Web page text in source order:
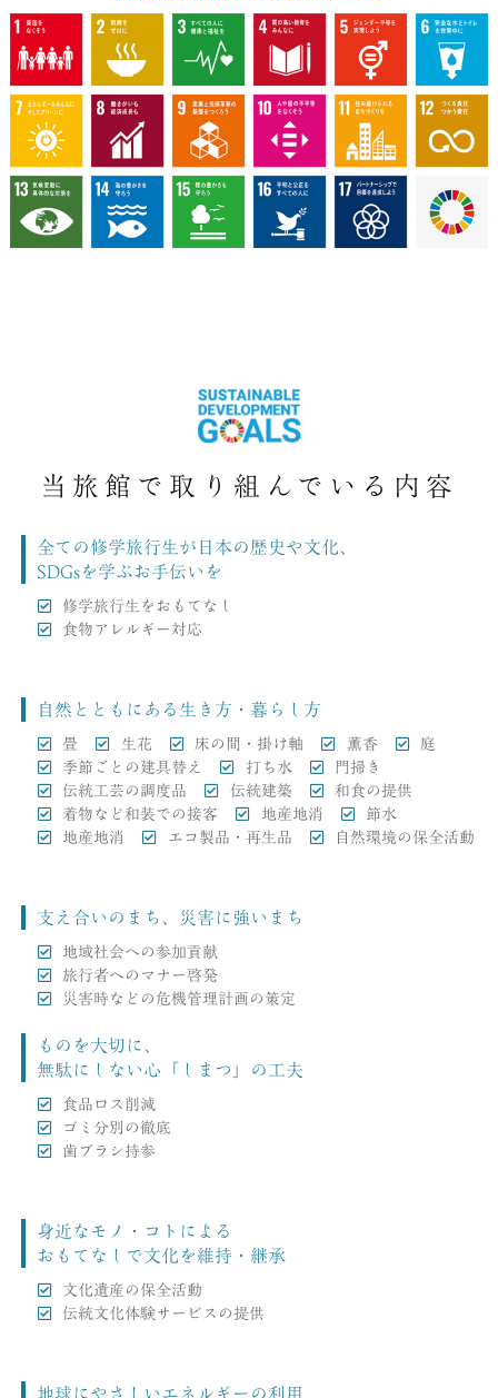
当旅館で取り組んでいる内容
全ての修学旅行生が日本の歴史や文化、
SDGsを学ぶお手伝いを
修学旅行生をおもてなし
食物アレルギー対応
自然とともにある生き方・暮らし方
畳 生花 床の間・掛け軸 薫香
庭
季節ごとの建具替え
打ち水
門掃き
伝統工芸の調度品
伝統建築
和食の提供
着物など和装での接客
地産地消
節水
地産地消
エコ製品・再生品 自然環境の保全活動
支え合いのまち、災害に強いまち
地域社会への参加貢献
旅行者へのマナー啓発
災害時などの危機管理計画の策定
ものを大切に、
無駄にしない心「しまつ」の工夫
食品ロス削減
ゴミ分別の徹底
歯ブラシ持参
身近なモノ・コトによる
おもてなしで文化を維持・継承
文化遺産の保全活動
伝統文化体験サービスの提供
地球にやさしいエネルギーの利用